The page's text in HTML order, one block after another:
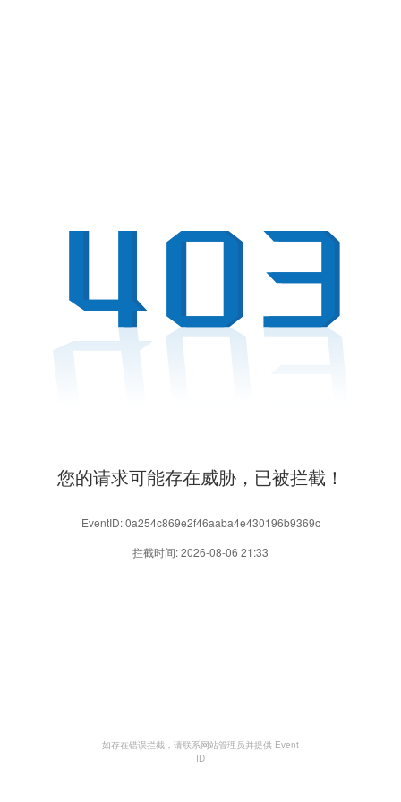
您的请求可能存在威胁，已被拦截！
EventID: 0a254c869e2f46aaba4e430196b9369c
拦截时间: 2026-08-06 21:33
如存在错误拦截，请联系网站管理员并提供 Event
ID